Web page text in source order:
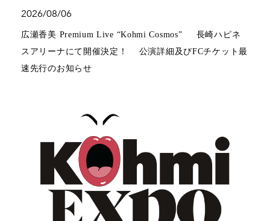
2026/08/06
広瀬香美 Premium Live “Kohmi Cosmos” 長崎ハピネ
スアリーナにて開催決定！ 公演詳細及びFCチケット最
速先行のお知らせ